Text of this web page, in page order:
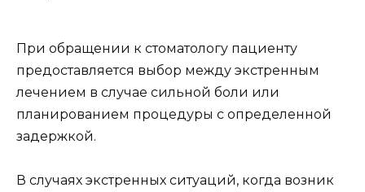
При обращении к стоматологу пациенту
предоставляется выбор между экстренным
лечением в случае сильной боли или
планированием процедуры с определенной
задержкой.
В случаях экстренных ситуаций, когда возник